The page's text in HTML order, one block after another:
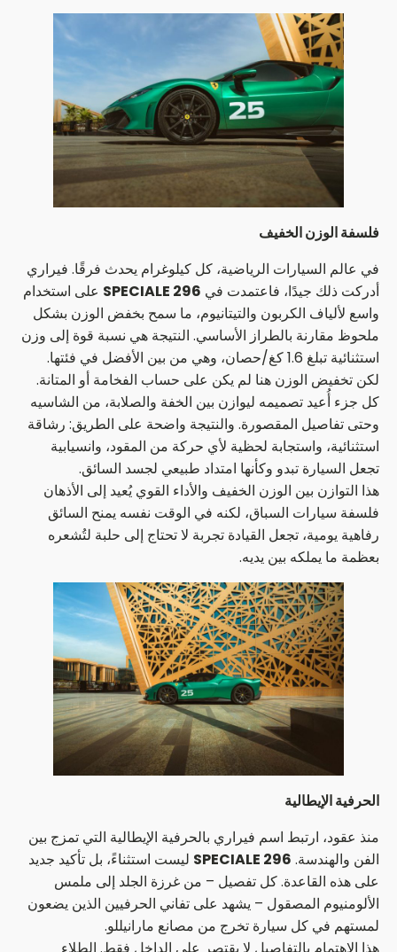
فلسفة الوزن الخفيف
في عالم السيارات الرياضية، كل كيلوغرام يحدث فرقًا. فيراري
أدركت ذلك جيدًا، فاعتمدت في 296 SPECIALE
على استخدام
واسع لألياف الكربون والتيتانيوم، ما سمح بخفض الوزن بشكل
ملحوظ مقارنة بالطراز الأساسي. النتيجة هي نسبة قوة إلى وزن
استثنائية تبلغ 1.6 كغ/حصان، وهي من بين الأفضل في فئتها.
لكن تخفيض الوزن هنا لم يكن على حساب الفخامة أو المتانة.
كل جزء أُعيد تصميمه ليوازن بين الخفة والصلابة، من الشاسيه
وحتى تفاصيل المقصورة. والنتيجة واضحة على الطريق: رشاقة
استثنائية، واستجابة لحظية لأي حركة من المقود، وانسيابية
تجعل السيارة تبدو وكأنها امتداد طبيعي لجسد السائق.
هذا التوازن بين الوزن الخفيف والأداء القوي يُعيد إلى الأذهان
فلسفة سيارات السباق، لكنه في الوقت نفسه يمنح السائق
رفاهية يومية، تجعل القيادة تجربة لا تحتاج إلى حلبة لتُشعره
بعظمة ما يملكه بين يديه.
الحرفية الإيطالية
منذ عقود، ارتبط اسم فيراري بالحرفية الإيطالية التي تمزج بين
الفن والهندسة. 296 SPECIALE
ليست استثناءً، بل تأكيد جديد
على هذه القاعدة. كل تفصيل – من غرزة الجلد إلى ملمس
الألومنيوم المصقول – يشهد على تفاني الحرفيين الذين يضعون
لمستهم في كل سيارة تخرج من مصانع مارانيللو.